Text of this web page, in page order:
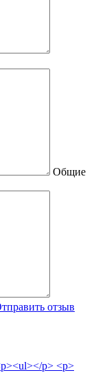
Общие
отзыв